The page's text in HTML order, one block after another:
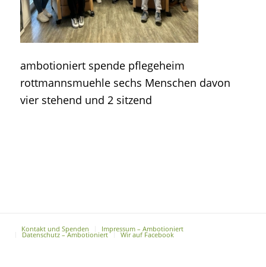
ambotioniert spende pflegeheim
rottmannsmuehle sechs Menschen davon
vier stehend und 2 sitzend
Kontakt und Spenden Impressum – Ambotioniert
Datenschutz – Ambotioniert Wir auf Facebook